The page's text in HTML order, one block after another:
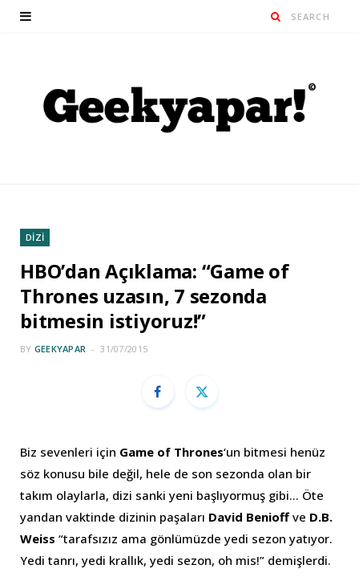
DİZİ
HBO’dan Açıklama: “Game of
Thrones uzasın, 7 sezonda
bitmesin istiyoruz!”
BY GEEKYAPAR 31/07/2015
Biz sevenleri için Game of Thrones‘un bitmesi henüz
söz konusu bile değil, hele de son sezonda olan bir
takım olaylarla, dizi sanki yeni başlıyormuş gibi… Öte
yandan vaktinde dizinin paşaları David Benioff ve D.B.
Weiss “tarafsızız ama gönlümüzde yedi sezon yatıyor.
Yedi tanrı, yedi krallık, yedi sezon, oh mis!” demişlerdi.